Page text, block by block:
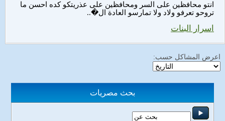
انتو محافظين على السر ومحافظين على عذريتكو كده احسن ما
تروحو تعرفو ولاد ولا تمارسو العادة ال�..
اسرار البنات
اعرض المشاكل حسب:
بحث مصريات